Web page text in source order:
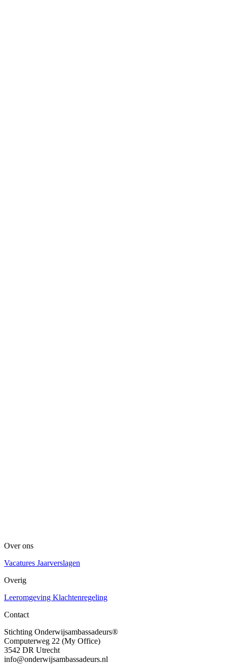
Over ons
Vacatures Jaarverslagen
Overig
Leeromgeving Klachtenregeling
Contact
Stichting Onderwijsambassadeurs®
Computerweg 22 (My Office)
3542 DR Utrecht
info@onderwijsambassadeurs.nl